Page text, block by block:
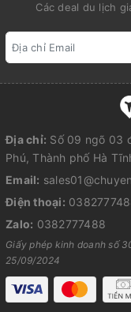
Các deal du lịch
Địa chỉ: Số 09 ngõ 03
Phú, Thành phố Hà
Email:
Điện thoại:
Zalo: 0382777488
Giấy phép kinh doanh số
25/09/2024